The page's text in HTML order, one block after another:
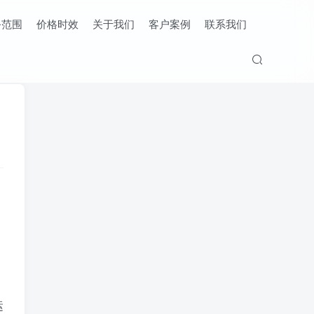
围 价格时效 关于我们 客户案例 联系我们